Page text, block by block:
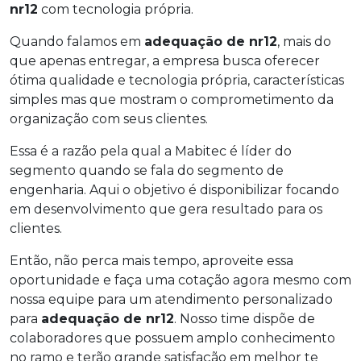
nr12 com tecnologia própria.
Quando falamos em adequação de nr12, mais do
que apenas entregar, a empresa busca oferecer
ótima qualidade e tecnologia própria, características
simples mas que mostram o comprometimento da
organização com seus clientes.
Essa é a razão pela qual a Mabitec é líder do
segmento quando se fala do segmento de
engenharia. Aqui o objetivo é disponibilizar focando
em desenvolvimento que gera resultado para os
clientes.
Então, não perca mais tempo, aproveite essa
oportunidade e faça uma cotação agora mesmo com
nossa equipe para um atendimento personalizado
para adequação de nr12. Nosso time dispõe de
colaboradores que possuem amplo conhecimento
no ramo e terão grande satisfação em melhor te